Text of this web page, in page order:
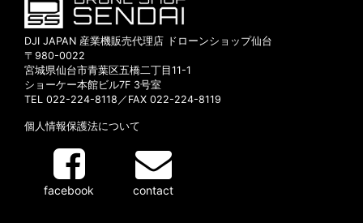
DJI JAPAN 産業機販売代理店 ドローンショップ仙台
〒980-0022
宮城県仙台市青葉区五橋二丁目11-1
ショーケー本館ビル7F 3号室
TEL 022-224-8118／FAX 022-224-8119
個人情報保護法について
facebook contact